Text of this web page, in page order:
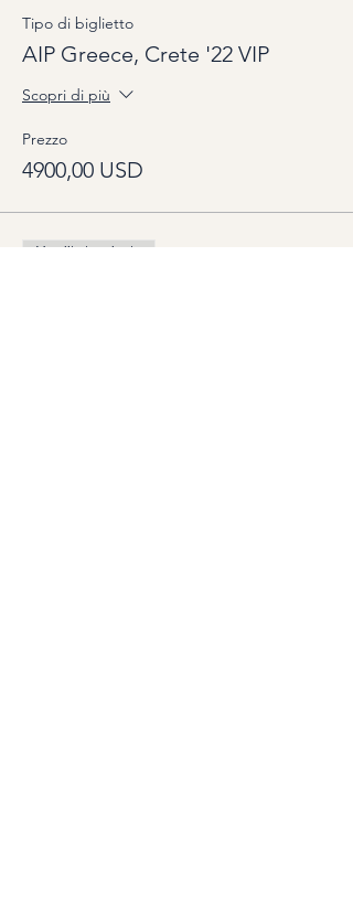
Tipo di biglietto
AIP Greece, Crete '22 VIP
Scopri di più
Prezzo
4900,00 USD
Vendita terminata